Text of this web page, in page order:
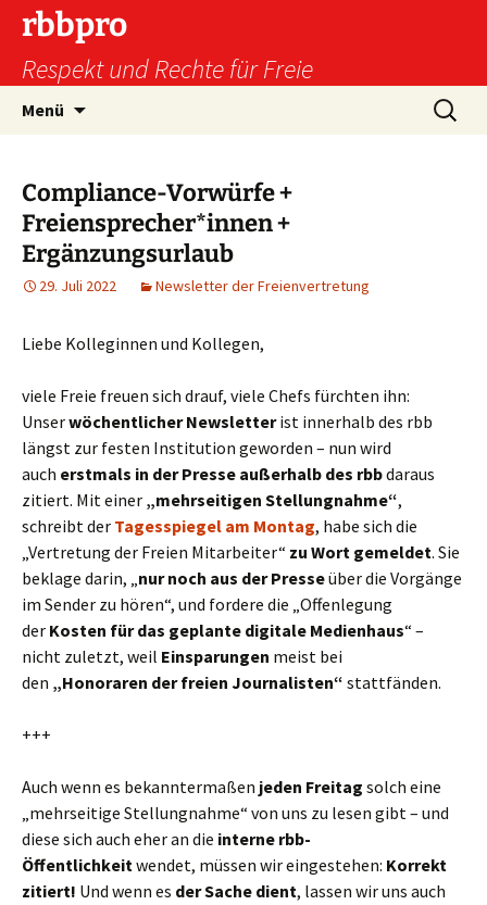
Zum
Inhalt
springen
rbbpro
Respekt und Rechte für Freie
Menü
Suchen
nach:
Compliance-Vorwürfe +
Freiensprecher*innen +
Ergänzungsurlaub
29. Juli 2022 Newsletter der Freienvertretung
Liebe Kolleginnen und Kollegen,
viele Freie freuen sich drauf, viele Chefs fürchten ihn:
Unserwöchentlicher Newsletterist innerhalb des rbb
längst zur festen Institution geworden – nun wird
auch erstmals in der Presse außerhalb des rbbdaraus
zitiert. Mit einer „mehrseitigen Stellungnahme“,
schreibt der Tagesspiegel am Montag, habe sich die
„Vertretung der Freien Mitarbeiter“ zu Wort gemeldet. Sie
beklage darin, „nur noch aus der Presseüber die Vorgänge
im Sender zu hören“, und fordere die „Offenlegung
der Kosten für das geplante digitale Medienhaus“ –
nicht zuletzt, weil Einsparungen meist bei
den „Honoraren der freien Journalisten“ stattfänden.
+++
Auch wenn es bekanntermaßen jeden Freitag solch eine
„mehrseitige Stellungnahme“ von uns zu lesen gibt – und
diese sich auch eher an die interne rbb-
Öffentlichkeitwendet, müssen wir eingestehen: Korrekt
zitiert! Und wenn es der Sache dient, lassen wir uns auch